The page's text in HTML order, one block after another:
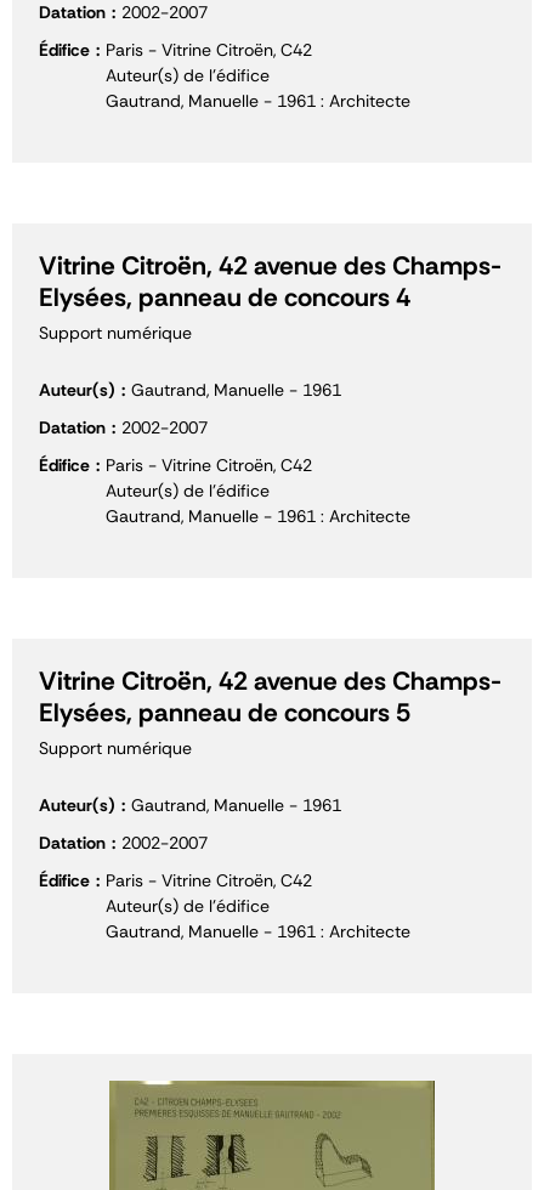
Datation
2002-2007
Édifice
Paris - Vitrine Citroën, C42
Auteur(s) de l'édifice
Gautrand, Manuelle - 1961 : Architecte
Vitrine Citroën, 42 avenue des Champs-
Elysées, panneau de concours 4
Support numérique
Auteur(s)
Gautrand, Manuelle - 1961
Datation
2002-2007
Édifice
Paris - Vitrine Citroën, C42
Auteur(s) de l'édifice
Gautrand, Manuelle - 1961 : Architecte
Vitrine Citroën, 42 avenue des Champs-
Elysées, panneau de concours 5
Support numérique
Auteur(s)
Gautrand, Manuelle - 1961
Datation
2002-2007
Édifice
Paris - Vitrine Citroën, C42
Auteur(s) de l'édifice
Gautrand, Manuelle - 1961 : Architecte